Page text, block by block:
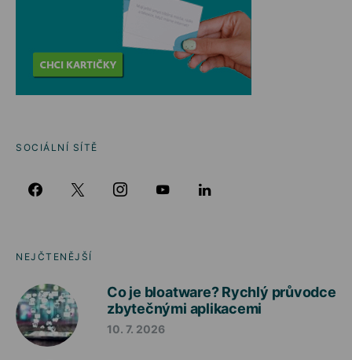
SOCIÁLNÍ SÍTĚ
NEJČTENĚJŠÍ
Co je bloatware? Rychlý průvodce
zbytečnými aplikacemi
10. 7. 2026